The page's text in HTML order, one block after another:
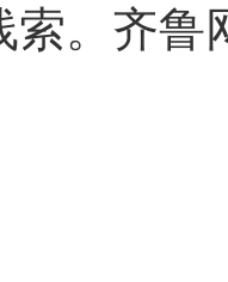
索。齐鲁